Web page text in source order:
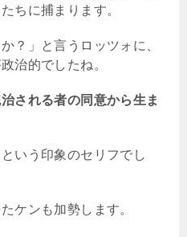
ちに捕まります。
？」と言うロッツォに、
治的でしたね。
される者の同意から生ま
いう印象のセリフでし
ケンも加勢します。